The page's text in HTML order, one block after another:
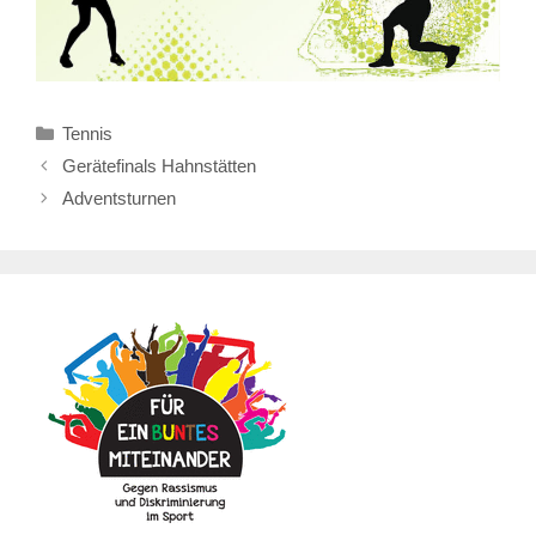
Kategorien
Tennis
Gerätefinals Hahnstätten
Adventsturnen